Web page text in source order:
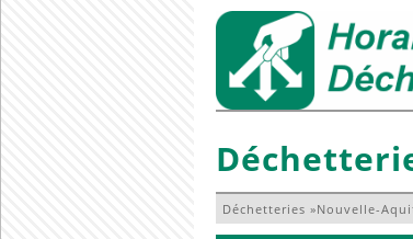
Déchetteries »Nouvelle-